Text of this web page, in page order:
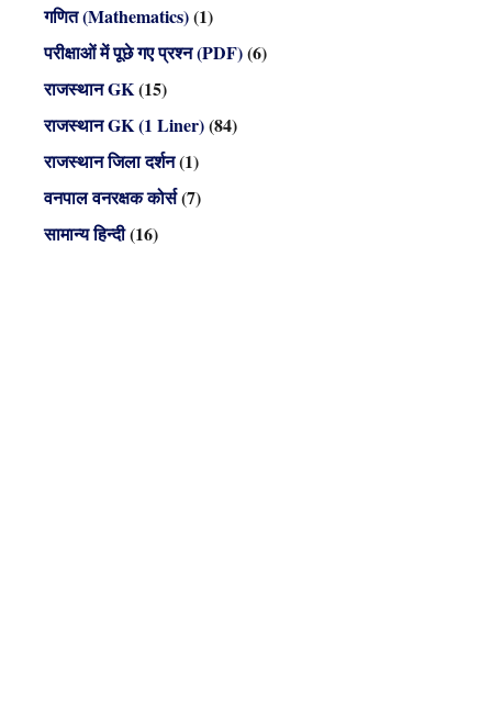
गणित (Mathematics)(1)
परीक्षाओं में पूछे गए प्रश्न (PDF)(6)
राजस्थान GK(15)
राजस्थान GK (1 Liner)(84)
राजस्थान जिला दर्शन(1)
वनपाल वनरक्षक कोर्स(7)
सामान्य हिन्दी(16)